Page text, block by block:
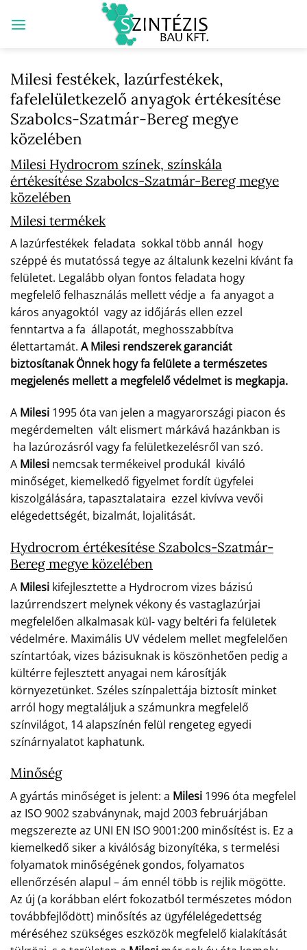
Milesi festékek, lazúrfestékek,
fafelelületkezelő anyagok értékesítése
Szabolcs-Szatmár-Bereg megye
közelében
Milesi Hydrocrom színek, színskála
értékesítése Szabolcs-Szatmár-Bereg megye
közelében
Milesi termékek
A lazúrfestékek feladata sokkal több annál hogy
széppé és mutatóssá tegye az általunk kezelni kívánt fa
felületet. Legalább olyan fontos feladata hogy
megfelelő felhasználás mellett védje a fa anyagot a
káros anyagoktól vagy az időjárás ellen ezzel
fenntartva a fa állapotát, meghosszabbítva
élettartamát. A Milesi rendszerek garanciát
biztosítanak Önnek hogy fa felülete a természetes
megjelenés mellett a megfelelő védelmet is megkapja.
A Milesi 1995 óta van jelen a magyarországi piacon és
megérdemelten vált elismert márkává hazánkban is
ha lazúrozásról vagy fa felületkezelésről van szó.
A Milesi nemcsak termékeivel produkál kiváló
minőséget, kiemelkedő figyelmet fordít ügyfelei
kiszolgálására, tapasztalataira ezzel kivívva vevői
elégedettségét, bizalmát, lojalitását.
Hydrocrom értékesítése Szabolcs-Szatmár-
Bereg megye közelében
A Milesi kifejlesztette a Hydrocrom vizes bázisú
lazúrrendszert melynek vékony és vastaglazúrjai
megfelelően alkalmasak kül- vagy beltéri fa felületek
védelmére. Maximális UV védelem mellet megfelelően
színtartóak, vizes bázisuknak is köszönhetően pedig a
kültérre fejlesztett anyagai nem károsítják
környezetünket. Széles színpalettája biztosít minket
arról hogy megtaláljuk a számunkra megfelelő
színvilágot, 14 alapszínén felül rengeteg egyedi
színárnyalatot kaphatunk.
Minőség
A gyártás minőséget is jelent: a Milesi 1996 óta megfelel
az ISO 9002 szabványnak, majd 2003 februárjában
megszerezte az UNI EN ISO 9001:200 minősítést is. Ez a
kiemelkedő siker a kiválóság bizonyítéka, s termelési
folyamatok minőségének gondos, folyamatos
ellenőrzésén alapul – ám ennél több is rejlik mögötte.
Az új (a korábban elért fokozatból természetes módon
továbbfejlődött) minősítés az ügyfélelégedettség
méréséhez szükséges eszközök megfelelő kialakítását